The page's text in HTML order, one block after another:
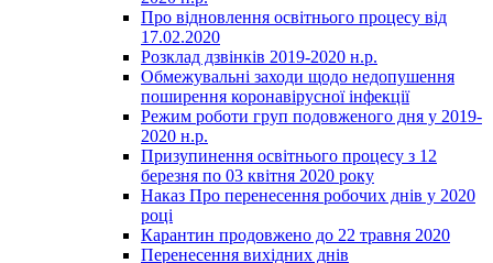
Про відновлення освітнього процесу від
17.02.2020
Розклад дзвінків 2019-2020 н.р.
Обмежувальні заходи щодо недопушення
поширення коронавірусної інфекції
Режим роботи груп подовженого дня у 2019-
2020 н.р.
Призупинення освітнього процесу з 12
березня по 03 квітня 2020 року
Наказ Про перенесення робочих днів у 2020
році
Карантин продовжено до 22 травня 2020
Перенесення вихідних днів